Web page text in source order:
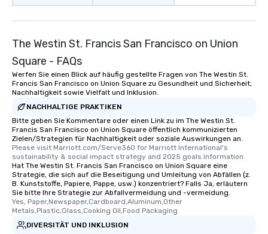
ensuring there is
experiences offer the
several renowned
discovered otherwise
at a typical corporate
a way to try some of
in the city and dive
cuisines and dishes.
selected dishes are
The Westin St. Francis San Francisco on Union
Square - FAQs
Werfen Sie einen Blick auf häufig gestellte Fragen von The Westin St.
Francis San Francisco on Union Square zu Gesundheit und Sicherheit,
Nachhaltigkeit sowie Vielfalt und Inklusion.
NACHHALTIGE PRAKTIKEN
Bitte geben Sie Kommentare oder einen Link zu im The Westin St.
Francis San Francisco on Union Square öffentlich kommunizierten
Zielen/Strategien für Nachhaltigkeit oder soziale Auswirkungen an.
Please visit Marriott.com/Serve360 for Marriott International's
sustainability & social impact strategy and 2025 goals information.
Hat The Westin St. Francis San Francisco on Union Square eine
Strategie, die sich auf die Beseitigung und Umleitung von Abfällen (z.
B. Kunststoffe, Papiere, Pappe, usw.) konzentriert? Falls Ja, erläutern
Sie bitte Ihre Strategie zur Abfallvermeidung und -vermeidung.
Yes, Paper,Newspaper,Cardboard,Aluminum,Other
Metals,Plastic,Glass,Cooking Oil,Food Packaging
DIVERSITÄT UND INKLUSION